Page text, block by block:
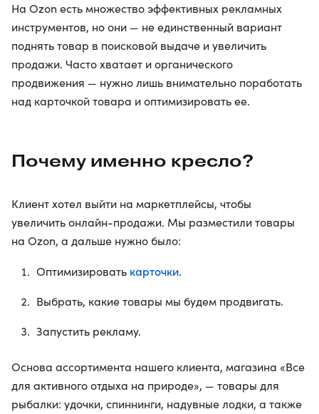
На Ozon есть множество эффективных рекламных
инструментов, но они — не единственный вариант
поднять товар в поисковой выдаче и увеличить
продажи. Часто хватает и органического
продвижения — нужно лишь внимательно поработать
над карточкой товара и оптимизировать ее.
Почему именно кресло?
Клиент хотел выйти на маркетплейсы, чтобы
увеличить онлайн-продажи. Мы разместили товары
на Ozon, а дальше нужно было:
Оптимизировать карточки.
Выбрать, какие товары мы будем продвигать.
Запустить рекламу.
Основа ассортимента нашего клиента, магазина «Все
для активного отдыха на природе», — товары для
рыбалки: удочки, спиннинги, надувные лодки, а также